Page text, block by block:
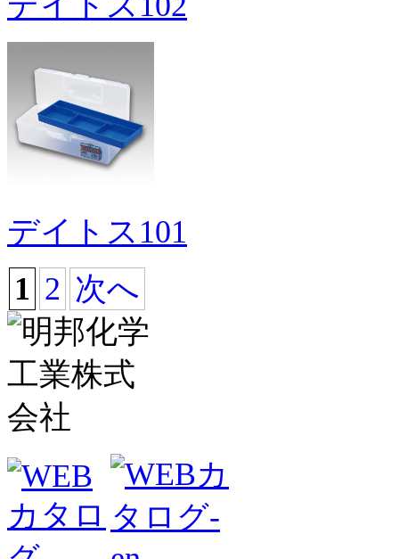
デイトス101
1 2 次へ